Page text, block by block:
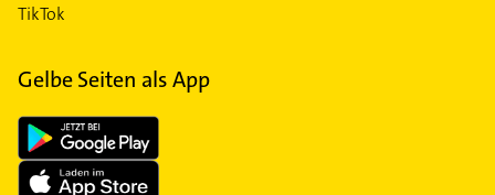
TikTok
Gelbe Seiten als App